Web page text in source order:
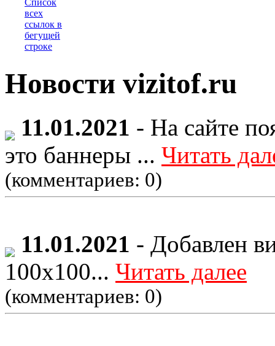
Новости vizitof.ru
11.01.2021 - На сайте
это баннеры ... Читать
(комментариев: 0)
11.01.2021 - Добавлен
100х100... Читать далее
(комментариев: 0)